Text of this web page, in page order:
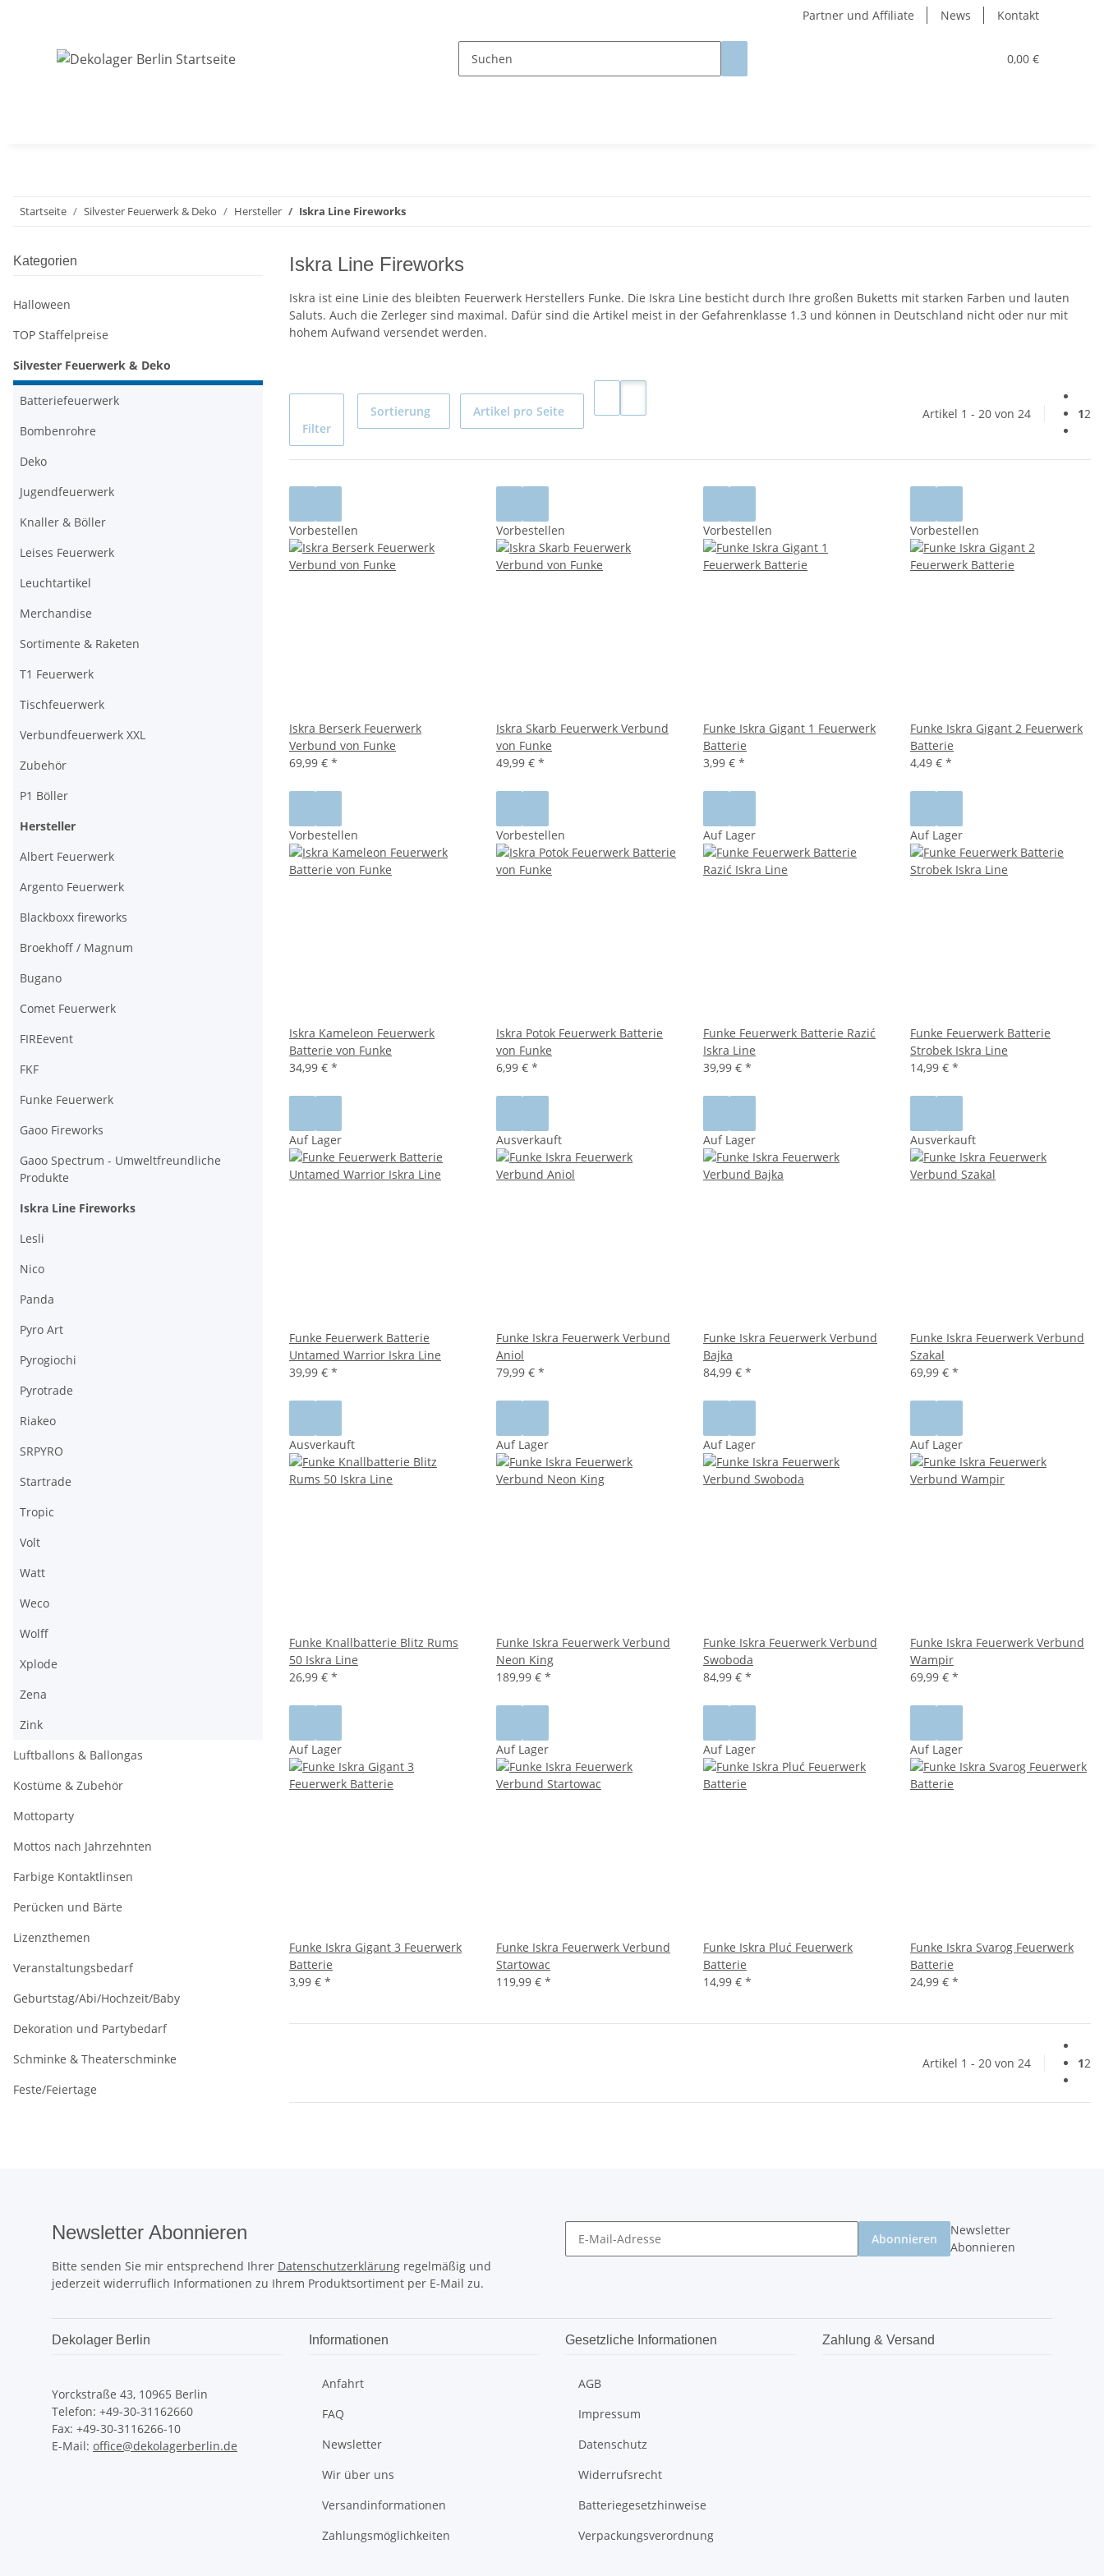
Partner und Affiliate News Kontakt
0,00 €
Startseite Silvester Feuerwerk & Deko Hersteller Iskra Line Fireworks
Iskra Line Fireworks
Iskra ist eine Linie des bleibten Feuerwerk Herstellers Funke. Die Iskra Line besticht durch Ihre großen Buketts mit starken Farben und lauten
Saluts. Auch die Zerleger sind maximal. Dafür sind die Artikel meist in der Gefahrenklasse 1.3 und können in Deutschland nicht oder nur mit
hohem Aufwand versendet werden.
Filter
Sortierung Artikel pro Seite Artikel 1 - 20 von 24 12
Vorbestellen
Iskra Berserk Feuerwerk
Verbund von Funke
69,99 € *
Vorbestellen
Iskra Skarb Feuerwerk Verbund
von Funke
49,99 € *
Vorbestellen
Funke Iskra Gigant 1 Feuerwerk
Batterie
3,99 € *
Vorbestellen
Funke Iskra Gigant 2 Feuerwerk
Batterie
4,49 € *
Vorbestellen
Iskra Kameleon Feuerwerk
Batterie von Funke
34,99 € *
Vorbestellen
Iskra Potok Feuerwerk Batterie
von Funke
6,99 € *
Auf Lager
Funke Feuerwerk Batterie Razić
Iskra Line
39,99 € *
Auf Lager
Funke Feuerwerk Batterie
Strobek Iskra Line
14,99 € *
Auf Lager
Funke Feuerwerk Batterie
Untamed Warrior Iskra Line
39,99 € *
Ausverkauft
Funke Iskra Feuerwerk Verbund
Aniol
79,99 € *
Auf Lager
Funke Iskra Feuerwerk Verbund
Bajka
84,99 € *
Ausverkauft
Funke Iskra Feuerwerk Verbund
Szakal
69,99 € *
Ausverkauft
Funke Knallbatterie Blitz Rums
50 Iskra Line
26,99 € *
Auf Lager
Funke Iskra Feuerwerk Verbund
Neon King
189,99 € *
Auf Lager
Funke Iskra Feuerwerk Verbund
Swoboda
84,99 € *
Auf Lager
Funke Iskra Feuerwerk Verbund
Wampir
69,99 € *
Auf Lager
Funke Iskra Gigant 3 Feuerwerk
Batterie
3,99 € *
Auf Lager
Funke Iskra Feuerwerk Verbund
Startowac
119,99 € *
Auf Lager
Funke Iskra Pluć Feuerwerk
Batterie
14,99 € *
Auf Lager
Funke Iskra Svarog Feuerwerk
Batterie
24,99 € *
Artikel 1 - 20 von 24 12
Kategorien
Halloween
TOP Staffelpreise
Silvester Feuerwerk & Deko
Batteriefeuerwerk
Bombenrohre
Deko
Jugendfeuerwerk
Knaller & Böller
Leises Feuerwerk
Leuchtartikel
Merchandise
Sortimente & Raketen
T1 Feuerwerk
Tischfeuerwerk
Verbundfeuerwerk XXL
Zubehör
P1 Böller
Hersteller
Albert Feuerwerk
Argento Feuerwerk
Blackboxx fireworks
Broekhoff / Magnum
Bugano
Comet Feuerwerk
FIREevent
FKF
Funke Feuerwerk
Gaoo Fireworks
Gaoo Spectrum - Umweltfreundliche
Produkte
Iskra Line Fireworks
Lesli
Nico
Panda
Pyro Art
Pyrogiochi
Pyrotrade
Riakeo
SRPYRO
Startrade
Tropic
Volt
Watt
Weco
Wolff
Xplode
Zena
Zink
Luftballons & Ballongas
Kostüme & Zubehör
Mottoparty
Mottos nach Jahrzehnten
Farbige Kontaktlinsen
Perücken und Bärte
Lizenzthemen
Veranstaltungsbedarf
Geburtstag/Abi/Hochzeit/Baby
Dekoration und Partybedarf
Schminke & Theaterschminke
Feste/Feiertage
Newsletter Abonnieren
Bitte senden Sie mir entsprechend Ihrer Datenschutzerklärung regelmäßig und
jederzeit widerruflich Informationen zu Ihrem Produktsortiment per E-Mail zu.
Abonnieren
Newsletter
Abonnieren
Dekolager Berlin
Yorckstraße 43, 10965 Berlin
Telefon: +49-30-31162660
Fax: +49-30-3116266-10
E-Mail: office@dekolagerberlin.de
Informationen
Anfahrt
FAQ
Newsletter
Wir über uns
Versandinformationen
Zahlungsmöglichkeiten
Gesetzliche Informationen
AGB
Impressum
Datenschutz
Widerrufsrecht
Batteriegesetzhinweise
Verpackungsverordnung
Zahlung & Versand